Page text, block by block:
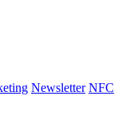
Newsletter NFC